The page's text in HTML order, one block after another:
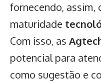
fornecendo, assim,
maturidade
Com isso, as
potencial para
como sugestão e